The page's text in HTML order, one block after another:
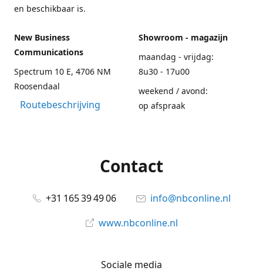
en beschikbaar is.
New Business
Communications
Spectrum 10 E, 4706 NM
Roosendaal
Routebeschrijving
Showroom - magazijn
maandag - vrijdag:
8u30 - 17u00
weekend / avond:
op afspraak
Contact
+31 165 39 49 06
info@nbconline.nl
www.nbconline.nl
Sociale media